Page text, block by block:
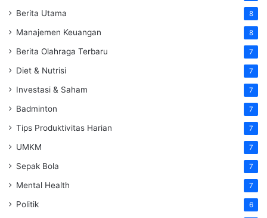
Berita Utama 8
Manajemen Keuangan 8
Berita Olahraga Terbaru 7
Diet & Nutrisi 7
Investasi & Saham 7
Badminton 7
Tips Produktivitas Harian 7
UMKM 7
Sepak Bola 7
Mental Health 7
Politik 6